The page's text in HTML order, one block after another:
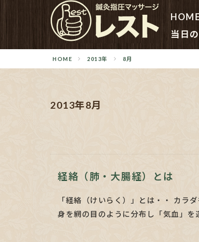
HOME
当日
HOME 2013年 8月
2013年8月
経絡（肺・大腸経）とは
「経絡（けいらく）」とは・・ カラ
身を網の目のように分布し「気血」